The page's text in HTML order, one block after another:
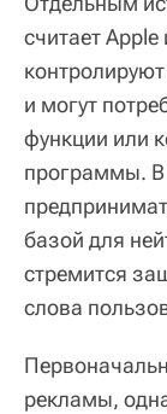
считает
и могут
функции или
программы. В
базой для
стремится
слова
рекламы,